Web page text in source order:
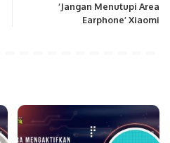
‘Jangan Menutupi Area
Earphone’ Xiaomi